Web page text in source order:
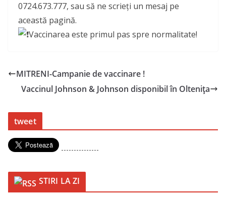
0724.673.777, sau să ne scrieți un mesaj pe
această pagină.
Vaccinarea este primul pas spre normalitate!
MITRENI-Campanie de vaccinare !
Vaccinul Johnson & Johnson disponibil în Oltenița
tweet
---------------
STIRI LA ZI